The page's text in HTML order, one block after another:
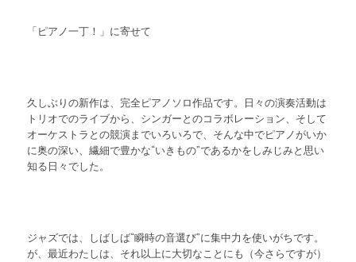
「ピアノ一丁！」に寄せて
久しぶりの新作は、完全ピアノソロ作品です。日々の演奏活動は
トリオでのライブから、シンガーとのコラボレーション、そして
オーケストラとの競演までいろいろで、そんな中でピアノがいか
に奥の深い、繊細で豊かな“いきもの”であるかをしみじみと思い
知る日々でした。
ジャズでは、しばしば“瞬時の音選び”に集中力を使いがちです。
が、最近わたしは、それ以上に大切なことにも（今さらですが）